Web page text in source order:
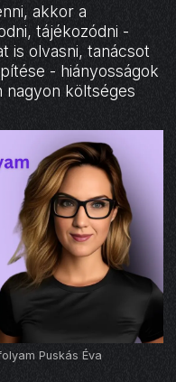
akkor a
tájékozódni -
is olvasni, tanácsot
- hiányosságok
költséges
Puskás Éva